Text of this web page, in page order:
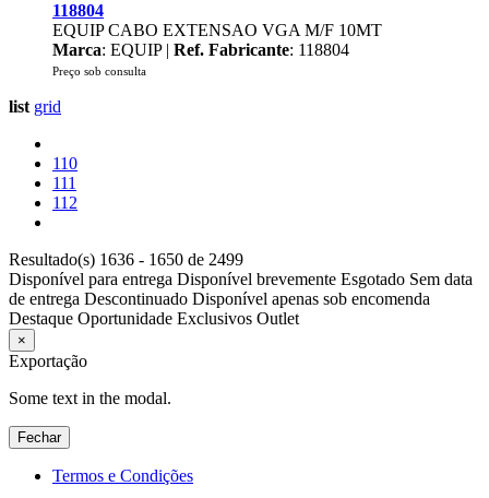
118804
EQUIP CABO EXTENSAO VGA M/F 10MT
Marca: EQUIP | Ref. Fabricante: 118804
Preço sob consulta
list grid
110
111
112
Resultado(s) 1636 - 1650 de 2499
Disponível para entrega Disponível brevemente Esgotado Sem data
de entrega Descontinuado Disponível apenas sob encomenda
Destaque Oportunidade Exclusivos Outlet
×
Exportação
Some text in the modal.
Fechar
Termos e Condições